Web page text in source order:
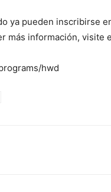
ya pueden inscribirse
más información, visite
hwd